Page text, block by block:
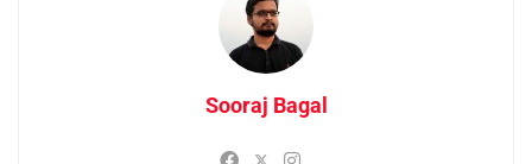
Sooraj Bagal